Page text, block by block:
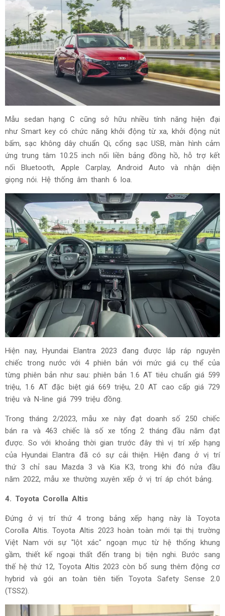
Mẫu sedan hạng C cũng sở hữu nhiều tính năng hiện đại
như Smart key có chức năng khởi động từ xa, khởi động nút
bấm, sạc không dây chuẩn Qi, cổng sạc USB, màn hình cảm
ứng trung tâm 10.25 inch nối liền bảng đồng hồ, hỗ trợ kết
nối Bluetooth, Apple Carplay, Android Auto và nhận diện
giọng nói. Hệ thống âm thanh 6 loa.
Hiện nay, Hyundai Elantra 2023 đang được lắp ráp nguyên
chiếc trong nước với 4 phiên bản với mức giá cụ thể của
từng phiên bản như sau: phiên bản 1.6 AT tiêu chuẩn giá 599
triệu, 1.6 AT đặc biệt giá 669 triệu, 2.0 AT cao cấp giá 729
triệu và N-line giá 799 triệu đồng.
Trong tháng 2/2023, mẫu xe này đạt doanh số 250 chiếc
bán ra và 463 chiếc là số xe tổng 2 tháng đầu năm đạt
được. So với khoảng thời gian trước đây thì vị trí xếp hạng
của Hyundai Elantra đã có sự cải thiện. Hiện đang ở vị trí
thứ 3 chỉ sau Mazda 3 và Kia K3, trong khi đó nửa đầu
năm 2022, mẫu xe thường xuyên xếp ở vị trí áp chót bảng.
4. Toyota Corolla Altis
Đứng ở vị trí thứ 4 trong bảng xếp hạng này là Toyota
Corolla Altis. Toyota Altis 2023 hoàn toàn mới tại thị trường
Việt Nam với sự "lột xác" ngoạn mục từ hệ thống khung
gầm, thiết kế ngoại thất đến trang bị tiện nghi. Bước sang
thế hệ thứ 12, Toyota Altis 2023 còn bổ sung thêm động cơ
hybrid và gói an toàn tiên tiến Toyota Safety Sense 2.0
(TSS2).